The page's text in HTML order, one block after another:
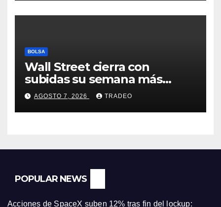
BOLSA
Wall Street cierra con
subidas su semana más
alcista desde abril
AGOSTO 7, 2026 TRADEO
POPULAR NEWS
Acciones de SpaceX suben 12% tras fin del lockup: